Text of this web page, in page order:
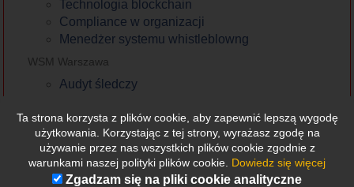
Technologia blockchain
Compliance w organizacji
Menedżer systemu whistleblowng
WSM Warszawa
Audyt śledczy
Kontrola wewnętrzna i audyt
Inspektor ochrony danych (RODO)
Pełnomocnik cyberbezpieczeństwa
Biegły ds. wykrywania PG
Ta strona korzysta z plików cookie, aby zapewnić lepszą wygodę
użytkowania. Korzystając z tej strony, wyrażasz zgodę na
używanie przez nas wszystkich plików cookie zgodnie z
warunkami naszej polityki plików cookie. Dowiedz się więcej
Zgadzam się na pliki cookie analityczne